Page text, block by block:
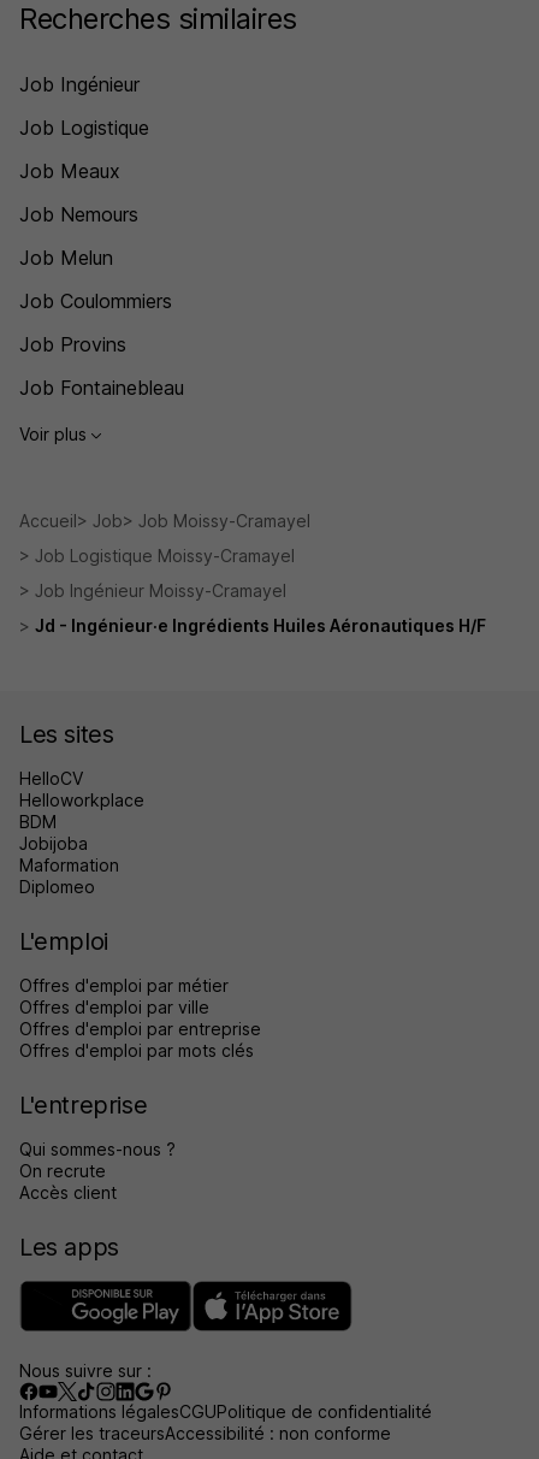
Recherches similaires
Job Ingénieur
Job Logistique
Job Meaux
Job Nemours
Job Melun
Job Coulommiers
Job Provins
Job Fontainebleau
Voir plus
Accueil Job
Job Moissy-Cramayel
Job Logistique Moissy-Cramayel
Job Ingénieur Moissy-Cramayel
Jd - Ingénieur·e Ingrédients Huiles Aéronautiques H/F
Les sites
HelloCV
Helloworkplace
BDM
Jobijoba
Maformation
Diplomeo
L'emploi
Offres d'emploi par métier
Offres d'emploi par ville
Offres d'emploi par entreprise
Offres d'emploi par mots clés
L'entreprise
Qui sommes-nous ?
On recrute
Accès client
Les apps
Nous suivre sur :
Informations légalesCGUPolitique de confidentialité
Gérer les traceursAccessibilité : non conforme